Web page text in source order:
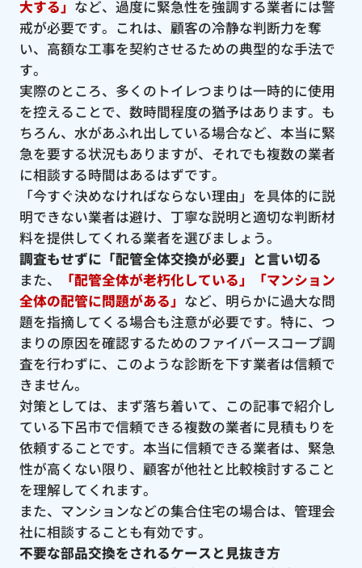
大する」 など、過度に緊急性を強調する業者には警
戒が必要です。これは、顧客の冷静な判断力を奪
い、高額な工事を契約させるための典型的な手法で
す。
実際のところ、多くのトイレつまりは一時的に使用
を控えることで、数時間程度の猶予はあります。も
ちろん、水があふれ出している場合など、本当に緊
急を要する状況もありますが、それでも複数の業者
に相談する時間はあるはずです。
「今すぐ決めなければならない理由」を具体的に説
明できない業者は避け、丁寧な説明と適切な判断材
料を提供してくれる業者を選びましょう。
調査もせずに「配管全体交換が必要」と言い切る
また、
「配管全体が老朽化している」「マンション
全体の配管に問題がある」 など、明らかに過大な問
題を指摘してくる場合も注意が必要です。特に、つ
まりの原因を確認するためのファイバースコープ調
査を行わずに、このような診断を下す業者は信頼で
きません。
対策としては、まず落ち着いて、この記事で紹介し
ている下呂市で信頼できる複数の業者に見積もりを
依頼することです。本当に信頼できる業者は、緊急
性が高くない限り、顧客が他社と比較検討すること
を理解してくれます。
また、マンションなどの集合住宅の場合は、管理会
社に相談することも有効です。
不要な部品交換をされるケースと見抜き方